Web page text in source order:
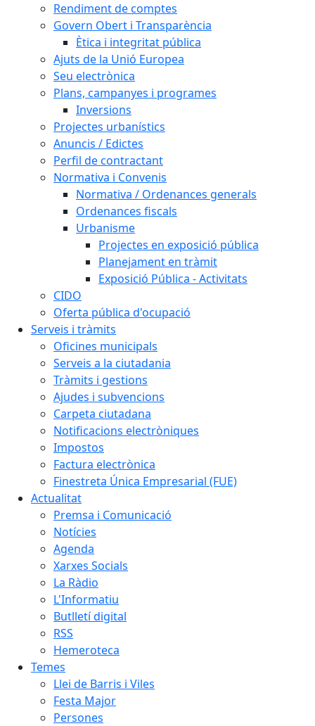
Rendiment de comptes
Govern Obert i Transparència
Ètica i integritat pública
Ajuts de la Unió Europea
Seu electrònica
Plans, campanyes i programes
Inversions
Projectes urbanístics
Anuncis / Edictes
Perfil de contractant
Normativa i Convenis
Normativa / Ordenances generals
Ordenances fiscals
Urbanisme
Projectes en exposició pública
Planejament en tràmit
Exposició Pública - Activitats
CIDO
Oferta pública d'ocupació
Serveis i tràmits
Oficines municipals
Serveis a la ciutadania
Tràmits i gestions
Ajudes i subvencions
Carpeta ciutadana
Notificacions electròniques
Impostos
Factura electrònica
Finestreta Única Empresarial (FUE)
Actualitat
Premsa i Comunicació
Notícies
Agenda
Xarxes Socials
La Ràdio
L'Informatiu
Butlletí digital
RSS
Hemeroteca
Temes
Llei de Barris i Viles
Festa Major
Persones